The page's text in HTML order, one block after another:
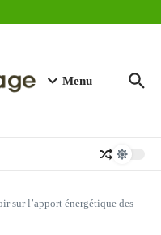
monsieur en 2025 ?
Menu
sur l’apport énergétique des